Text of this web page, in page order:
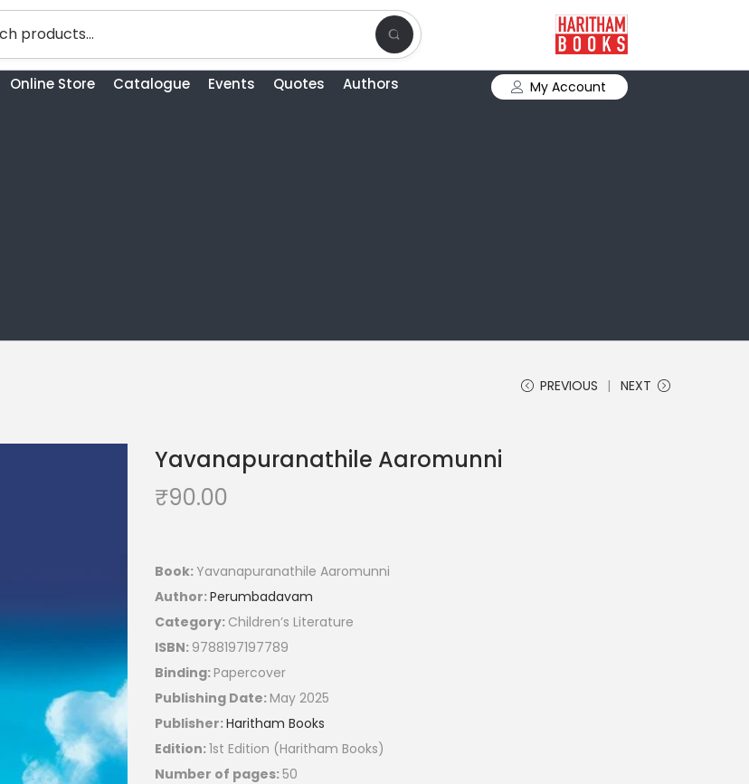
Online Store Catalogue Events Quotes
Authors
My Account
PREVIOUS NEXT
Yavanapuranathile Aaromunni
₹90.00
Book: Yavanapuranathile Aaromunni
Author:Perumbadavam
Category: Children’s Literature
ISBN: 9788197197789
Binding: Papercover
Publishing Date: May 2025
Publisher:Haritham Books
Edition:1st Edition (Haritham Books)
Number of pages:50